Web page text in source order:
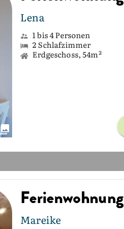
Lena
1 bis 4 Personen
2 Schlafzimmer
Erdgeschoss, 54m²
Ferienwohnung
Mareike